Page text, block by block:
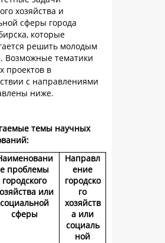
хозяйства и
сферы города
которые
решить молодым
Возможные тематики
проектов в
с направлениями
ниже.
темы научных
е проблемы
городского
или
социальной
сферы
Направл
ение
городско
го
хозяйств
а или
социаль
ной